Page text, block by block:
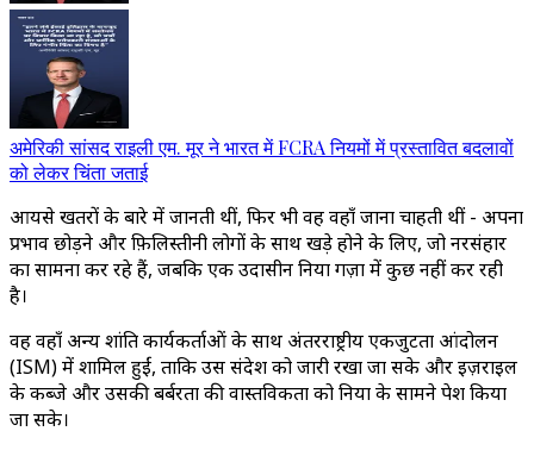
अमेरिकी सांसद राइली एम. मूर ने भारत में FCRA नियमों में प्रस्तावित बदलावों
को लेकर चिंता जताई
आयसे खतरों के बारे में जानती थीं, फिर भी वह वहाँ जाना चाहती थीं - अपना
प्रभाव छोड़ने और फ़िलिस्तीनी लोगों के साथ खड़े होने के लिए, जो नरसंहार
का सामना कर रहे हैं, जबकि एक उदासीन दुनिया गज़ा में कुछ नहीं कर रही
है।
वह वहाँ अन्य शांति कार्यकर्ताओं के साथ अंतरराष्ट्रीय एकजुटता आंदोलन
(ISM) में शामिल हुईं, ताकि उस संदेश को जारी रखा जा सके और इज़राइल
के कब्जे और उसकी बर्बरता की वास्तविकता को दुनिया के सामने पेश किया
जा सके।